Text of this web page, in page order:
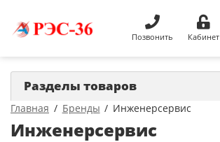
Позвонить Кабинет
Главная Бренды Инженерсервис
Инженерсервис
Разделы товаров